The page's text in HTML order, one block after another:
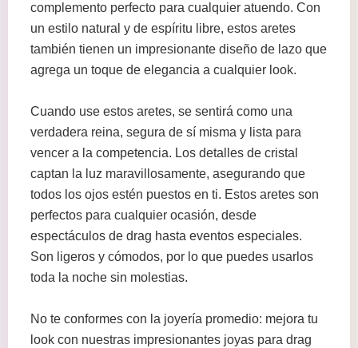
complemento perfecto para cualquier atuendo. Con
un estilo natural y de espíritu libre, estos aretes
también tienen un impresionante diseño de lazo que
agrega un toque de elegancia a cualquier look.
Cuando use estos aretes, se sentirá como una
verdadera reina, segura de sí misma y lista para
vencer a la competencia. Los detalles de cristal
captan la luz maravillosamente, asegurando que
todos los ojos estén puestos en ti. Estos aretes son
perfectos para cualquier ocasión, desde
espectáculos de drag hasta eventos especiales.
Son ligeros y cómodos, por lo que puedes usarlos
toda la noche sin molestias.
No te conformes con la joyería promedio: mejora tu
look con nuestras impresionantes joyas para drag